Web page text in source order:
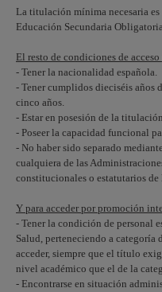
La titulación mínima necesaria
Educación Secundaria
El resto de condiciones de
- Tener la nacionalidad española.
- Tener cumplidos dieciséis años
cinco años.
- Estar en posesión de la
- Poseer la capacidad funcional
- No haber sido separado
cualquiera de las
constitucionales o estatutarios
Y para acceder por promoción
- Tener la condición de personal
Salud, perteneciendo a categoría
acceder, siempre que el título
nivel académico que el de la
- Encontrarse en situación